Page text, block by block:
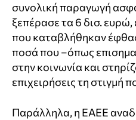
συνολική παραγωγή
ξεπέρασε τα 6 δισ.
που καταβλήθηκαν
ποσά που –όπως
στην κοινωνία και
επιχειρήσεις τη στιγμή
Παράλληλα, η ΕΑΕΕ